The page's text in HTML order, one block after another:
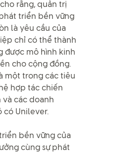
rằng, quản trị
triển bền vững
là yêu cầu của
chỉ có thể thành
được mô hình kinh
cho cộng đồng.
một trong các tiêu
hợp tác chiến
và các doanh
có Unilever.
bền vững của
cùng sự phát